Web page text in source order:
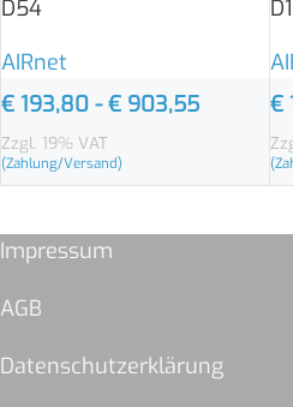
D54
AIRnet
€ 193,80 -€ 903,55
Zzgl. 19% VAT
(Zahlung/Versand)
€
Impressum
AGB
Datenschutzerklärung